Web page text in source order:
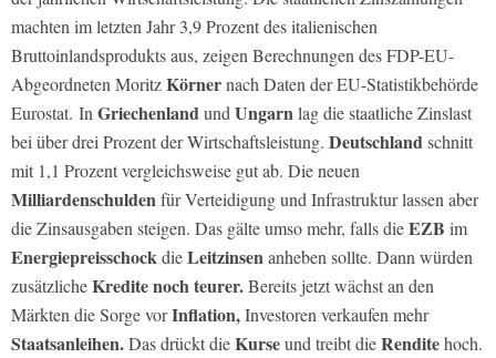
machten im letzten Jahr 3,9 Prozent des italienischen
Bruttoinlandsprodukts aus, zeigen Berechnungen des FDP-EU-
Abgeordneten MoritzKörnernach Daten der EU-Statistikbehörde
Eurostat. In Griechenlandund Ungarnlag die staatliche Zinslast
bei über drei Prozent der Wirtschaftsleistung. Deutschlandschnitt
mit 1,1 Prozent vergleichsweise gut ab. Die neuen
Milliardenschuldenfür Verteidigung und Infrastruktur lassen aber
die Zinsausgaben steigen. Das gälte umso mehr, falls dieEZB im
EnergiepreisschockdieLeitzinsenanheben sollte. Dann würden
zusätzlicheKredite noch teurer.Bereits jetzt wächst an den
Märkten die Sorge vorInflation,Investoren verkaufen mehr
Staatsanleihen.Das drückt dieKurseund treibt dieRenditehoch.